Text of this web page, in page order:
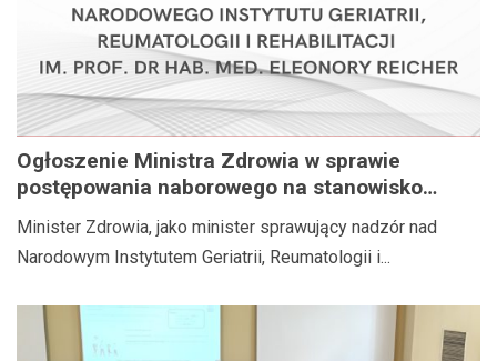
Ogłoszenie Ministra Zdrowia w sprawie
postępowania naborowego na stanowisko
Dyrektora Narodowego Instytutu Geriatrii,
Reumatologii i Rehabilitacji im. prof. dr hab.
med. Eleonory Reicher
Minister Zdrowia, jako minister sprawujący nadzór nad
Narodowym Instytutem Geriatrii, Reumatologii i...